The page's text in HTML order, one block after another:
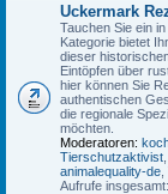
Uckermark
Tauchen Sie ein
Kategorie bietet
dieser
Eintöpfen über
hier können Sie
authentischen
die regionale
möchten.
Moderatoren:
Tierschutzaktivist
animalequality-de
Aufrufe insgesamt: